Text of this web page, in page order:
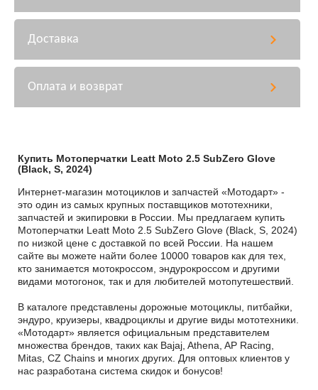
Доставка
Оплата и возврат
Купить Мотоперчатки Leatt Moto 2.5 SubZero Glove
(Black, S, 2024)
Интернет-магазин мотоциклов и запчастей «Мотодарт» -
это один из самых крупных поставщиков мототехники,
запчастей и экипировки в России. Мы предлагаем купить
Мотоперчатки Leatt Moto 2.5 SubZero Glove (Black, S, 2024)
по низкой цене с доставкой по всей России. На нашем
сайте вы можете найти более 10000 товаров как для тех,
кто занимается мотокроссом, эндурокроссом и другими
видами мотогонок, так и для любителей мотопутешествий.
В каталоге представлены дорожные мотоциклы, питбайки,
эндуро, круизеры, квадроциклы и другие виды мототехники.
«Мотодарт» является официальным представителем
множества брендов, таких как Bajaj, Athena, AP Racing,
Mitas, CZ Chains и многих других. Для оптовых клиентов у
нас разработана система скидок и бонусов!